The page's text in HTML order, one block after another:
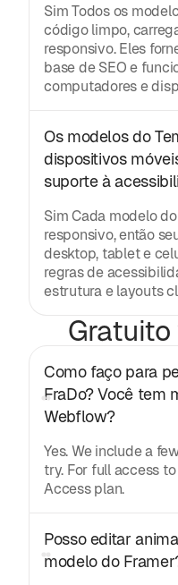
Sim Todos os
código limpo,
responsivo. Eles
base de SEO e
computadores e
Os modelos do
dispositivos
suporte à
Sim Cada modelo
responsivo, então
desktop, tablet e
regras de
estrutura e layouts
Como faço para
FraDo? Você tem
Webflow?
Yes. We include a
try. For full access
Access plan.
Posso editar
modelo do